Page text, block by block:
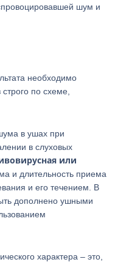
шум и
необходимо
по схеме,
в ушах при
в слуховых
или
и длительность приема
и его течением. В
дополнено ушными
характера – это,